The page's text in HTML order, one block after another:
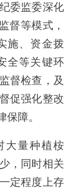
委监委深化
督等模式，
施、资金拨
全等关键环
督检查，及
促强化整改
障。
大量种植桉
，同时相关
定程度上存